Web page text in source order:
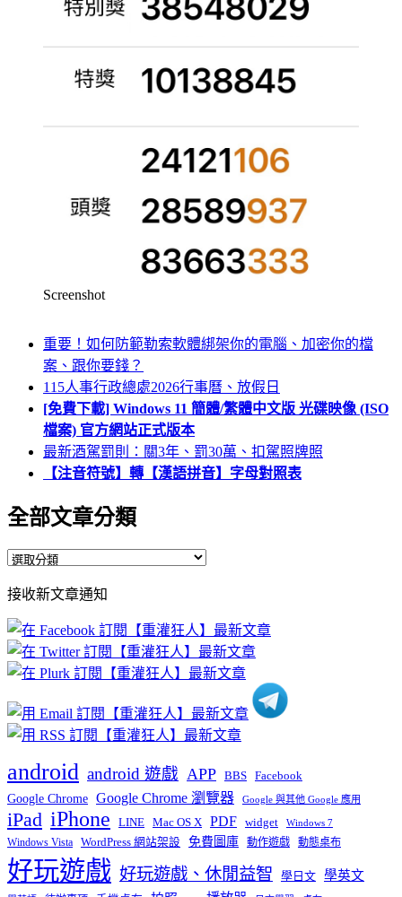
Screenshot
重要！如何防範勒索軟體綁架你的電腦、加密你的檔
案、跟你要錢？
115人事行政總處2026行事曆、放假日
[免費下載] Windows 11 簡體/繁體中文版 光碟映像 (ISO
檔案) 官方網站正式版本
最新酒駕罰則：關3年、罰30萬、扣駕照牌照
【注音符號】轉【漢語拼音】字母對照表
全部文章分類
全
文
章
分
類
接收新文章通知
android android 遊戲 APP BBS Facebook
Google Chrome Google Chrome 瀏覽器 Google 與其他 Google 應用
iPad iPhone LINE Mac OS X PDF widget Windows 7
Windows Vista WordPress 網站架設 免費圖庫 動作遊戲 動態桌布
好玩遊戲 好玩遊戲、休閒益智 學日文 學英文